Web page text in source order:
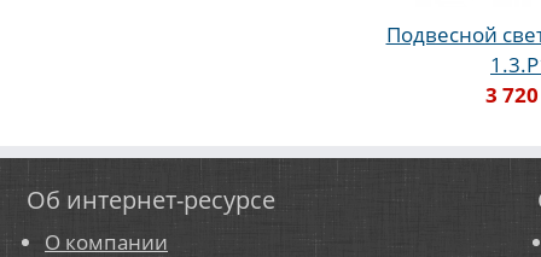
Подвесной
3
Об интернет-ресурсе
О компании